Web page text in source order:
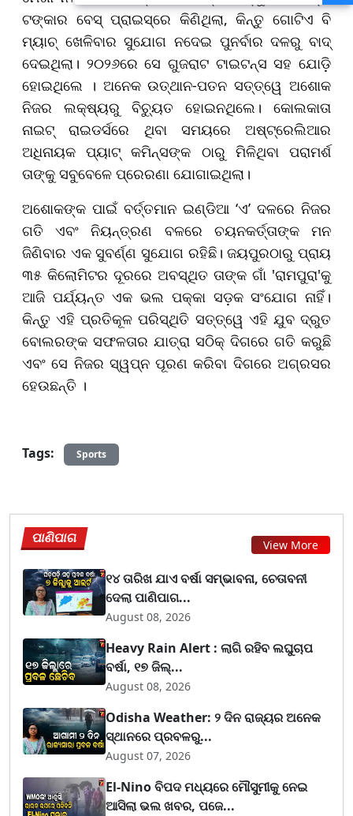
ଟଙ୍କାର ବେସ୍ ପ୍ରାଇସ୍‌ରେ କିଣିଥିଲା, କିନ୍ତୁ ଗୋଟିଏ ବି
ମ୍ୟାଚ୍ ଖେଳିବାର ସୁଯୋଗ ନଦେଇ ପୁନର୍ବାର ଦଳରୁ ବାଦ୍
ଦେଇଥିଲା। ୨୦୨୬ରେ ସେ ଗୁଜରାଟ ଟାଇଟନ୍ସ ସହ ଯୋଡ଼ି
ହୋଇଥିଲେ । ଅନେକ ଉତ୍ଥାନ-ପତନ ସତ୍ତ୍ୱେ ଅଶୋକ
ନିଜର ଲକ୍ଷ୍ୟରୁ ବିଚ୍ୟୁତ ହୋଇନଥିଲେ। କୋଲକାତା
ନାଇଟ୍ ରାଇଡର୍ସରେ ଥିବା ସମୟରେ ଅଷ୍ଟ୍ରେଲିଆର
ଅଧିନାୟକ ପ୍ୟାଟ୍ କମିନ୍ସଙ୍କ ଠାରୁ ମିଳିଥିବା ପରାମର୍ଶ
ତାଙ୍କୁ ସବୁବେଳେ ପ୍ରେରଣା ଯୋଗାଇଥିଲା।
ଅଶୋକଙ୍କ ପାଇଁ ବର୍ତ୍ତମାନ ଇଣ୍ଡିଆ ‘ଏ’ ଦଳରେ ନିଜର
ଗତି ଏବଂ ନିୟନ୍ତ୍ରଣ ବଳରେ ଚୟନକର୍ତ୍ତାଙ୍କ ମନ
ଜିଣିବାର ଏକ ସୁବର୍ଣ୍ଣ ସୁଯୋଗ ରହିଛି। ଜୟପୁରଠାରୁ ପ୍ରାୟ
୩୫ କିଲୋମିଟର ଦୂରରେ ଅବସ୍ଥିତ ତାଙ୍କ ଗାଁ 'ରାମପୁରା'କୁ
ଆଜି ପର୍ଯ୍ୟନ୍ତ ଏକ ଭଲ ପକ୍କା ସଡ଼କ ସଂଯୋଗ ନାହିଁ।
କିନ୍ତୁ ଏହି ପ୍ରତିକୂଳ ପରିସ୍ଥିତି ସତ୍ତ୍ୱେ ଏହି ଯୁବ ଦ୍ରୁତ
ବୋଲରଙ୍କ ସଫଳତାର ଯାତ୍ରା ସଠିକ୍ ଦିଗରେ ଗତି କରୁଛି
ଏବଂ ସେ ନିଜର ସ୍ୱପ୍ନ ପୂରଣ କରିବା ଦିଗରେ ଅଗ୍ରସର
ହେଉଛନ୍ତି ।
Tags: Sports
ପାଣିପାଗ View More
୧୪ ତାରିଖ ଯାଏ ବର୍ଷା ସମ୍ଭାବନା, ଚେତାବନୀ
ଦେଲା ପାଣିପାଗ...
August 08, 2026
Heavy Rain Alert : ଲାଗି ରହିବ ଲଘୁଚାପ
ବର୍ଷା, ୧୭ ଜିଲ୍...
August 08, 2026
Odisha Weather: ୨ ଦିନ ରାଜ୍ୟର ଅନେକ
ସ୍ଥାନରେ ପ୍ରବଳରୁ...
August 07, 2026
El-Nino ବିପଦ ମଧ୍ୟରେ ମୌସୁମୀକୁ ନେଇ
ଆସିଲା ଭଲ ଖବର, ପଜେ...